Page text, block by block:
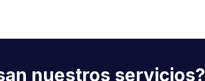
nuestros servicios?